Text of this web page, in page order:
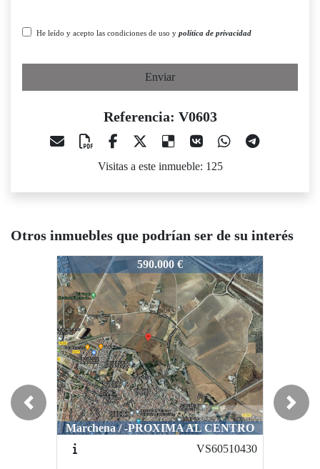
He leído y acepto las condiciones de uso y política de privacidad
Enviar
Referencia: V0603
Visitas a este inmueble: 125
Otros inmuebles que podrían ser de su interés
V0603
590.000 €
Marchena / -PROXIMA AL CENTRO
VS60510430
V0603 400.000 €
Castilleja de la Cuesta / Centro comercial
Airesur
VS60484886
Previous Next